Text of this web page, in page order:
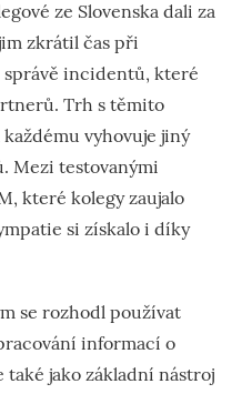
ze Slovenska dali za
zkrátil čas při
správě incidentů, které
Trh s těmito
vyhovuje jiný
Mezi testovanými
které kolegy zaujalo
si získalo i díky
se rozhodl používat
informací o
také jako základní nástroj